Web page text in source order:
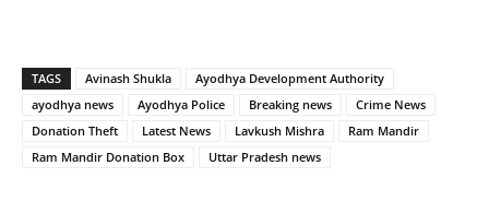
TAGS Avinash Shukla
Ayodhya Development Authority
ayodhya news
Ayodhya Police Breaking news
Crime News
Donation Theft
Latest News Lavkush Mishra
Ram Mandir
Ram Mandir Donation Box
Uttar Pradesh news